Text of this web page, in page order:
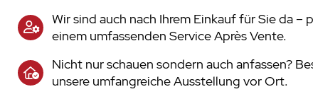
Wir sind auch nach Ihrem Einkauf für Sie da –
einem umfassenden Service Après Vente.
Nicht nur schauen sondern auch anfassen?
unsere umfangreiche Ausstellung vor Ort.